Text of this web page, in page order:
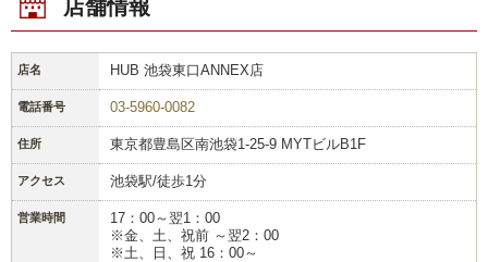
店舗情報
店名 HUB 池袋東口ANNEX店
電話番号 03-5960-0082
住所 東京都豊島区南池袋1-25-9 MYTビルB1F
アクセス 池袋駅/徒歩1分
営業時間
17：00～翌1：00
※金、土、祝前 ～翌2：00
※土、日、祝 16：00～